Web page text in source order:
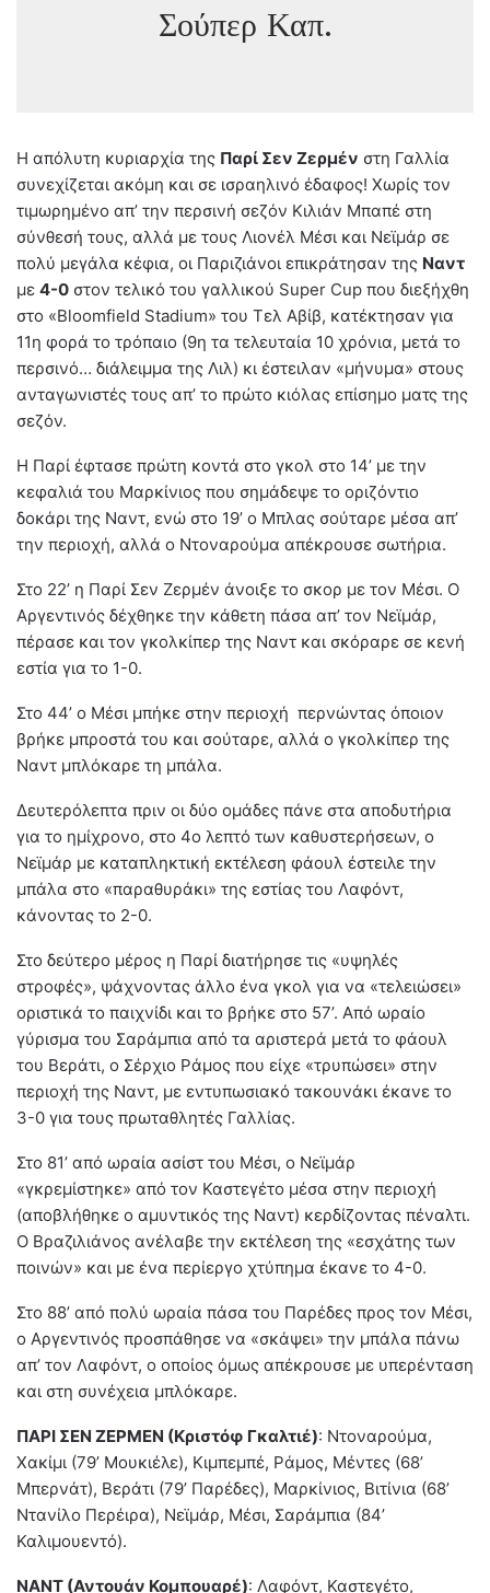
Σούπερ Καπ.
Η απόλυτη κυριαρχία της Παρί Σεν Ζερμέν στη Γαλλία
συνεχίζεται ακόμη και σε ισραηλινό έδαφος! Χωρίς τον
τιμωρημένο απ’ την περσινή σεζόν Κιλιάν Μπαπέ στη
σύνθεσή τους, αλλά με τους Λιονέλ Μέσι και Νεϊμάρ σε
πολύ μεγάλα κέφια, οι Παριζιάνοι επικράτησαν της Ναντ
με 4-0 στον τελικό του γαλλικού Super Cup που διεξήχθη
στο «Bloomfield Stadium» του Τελ Αβίβ, κατέκτησαν για
11η φορά το τρόπαιο (9η τα τελευταία 10 χρόνια, μετά το
περσινό… διάλειμμα της Λιλ) κι έστειλαν «μήνυμα» στους
ανταγωνιστές τους απ’ το πρώτο κιόλας επίσημο ματς της
σεζόν.
Η Παρί έφτασε πρώτη κοντά στο γκολ στο 14’ με την
κεφαλιά του Μαρκίνιος που σημάδεψε το οριζόντιο
δοκάρι της Ναντ, ενώ στο 19’ ο Μπλας σούταρε μέσα απ’
την περιοχή, αλλά ο Ντοναρούμα απέκρουσε σωτήρια.
Στο 22’ η Παρί Σεν Ζερμέν άνοιξε το σκορ με τον Μέσι. Ο
Αργεντινός δέχθηκε την κάθετη πάσα απ’ τον Νεϊμάρ,
πέρασε και τον γκολκίπερ της Ναντ και σκόραρε σε κενή
εστία για το 1-0.
Στο 44’ ο Μέσι μπήκε στην περιοχή περνώντας όποιον
βρήκε μπροστά του και σούταρε, αλλά ο γκολκίπερ της
Ναντ μπλόκαρε τη μπάλα.
Δευτερόλεπτα πριν οι δύο ομάδες πάνε στα αποδυτήρια
για το ημίχρονο, στο 4ο λεπτό των καθυστερήσεων, ο
Νεϊμάρ με καταπληκτική εκτέλεση φάουλ έστειλε την
μπάλα στο «παραθυράκι» της εστίας του Λαφόντ,
κάνοντας το 2-0.
Στο δεύτερο μέρος η Παρί διατήρησε τις «υψηλές
στροφές», ψάχνοντας άλλο ένα γκολ για να «τελειώσει»
οριστικά το παιχνίδι και το βρήκε στο 57’. Από ωραίο
γύρισμα του Σαράμπια από τα αριστερά μετά το φάουλ
του Βεράτι, ο Σέρχιο Ράμος που είχε «τρυπώσει» στην
περιοχή της Ναντ, με εντυπωσιακό τακουνάκι έκανε το
3-0 για τους πρωταθλητές Γαλλίας.
Στο 81’ από ωραία ασίστ του Μέσι, ο Νεϊμάρ
«γκρεμίστηκε» από τον Καστεγέτο μέσα στην περιοχή
(αποβλήθηκε ο αμυντικός της Ναντ) κερδίζοντας πέναλτι.
Ο Βραζιλιάνος ανέλαβε την εκτέλεση της «εσχάτης των
ποινών» και με ένα περίεργο χτύπημα έκανε το 4-0.
Στο 88’ από πολύ ωραία πάσα του Παρέδες προς τον Μέσι,
ο Αργεντινός προσπάθησε να «σκάψει» την μπάλα πάνω
απ’ τον Λαφόντ, ο οποίος όμως απέκρουσε με υπερένταση
και στη συνέχεια μπλόκαρε.
ΠΑΡΙ ΣΕΝ ΖΕΡΜΕΝ (Κριστόφ Γκαλτιέ): Ντοναρούμα,
Χακίμι (79’ Μουκιέλε), Κιμπεμπέ, Ράμος, Μέντες (68’
Μπερνάτ), Βεράτι (79’ Παρέδες), Μαρκίνιος, Βιτίνια (68’
Ντανίλο Περέιρα), Νεϊμάρ, Μέσι, Σαράμπια (84’
Καλιμουεντό).
ΝΑΝΤ (Αντουάν Κομπουαρέ): Λαφόντ, Καστεγέτο,